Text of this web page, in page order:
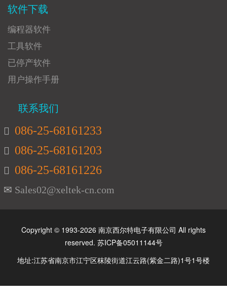
软件下载
编程器软件
工具软件
已停产软件
用户操作手册
联系我们
086-25-68161233
086-25-68161203
086-25-68161226
Sales02@xeltek-cn.com
Copyright © 1993-2026 南京西尔特电子有限公司 All rights
reserved. 苏ICP备05011144号
地址:江苏省南京市江宁区秣陵街道江云路(紫金二路)1号1号楼